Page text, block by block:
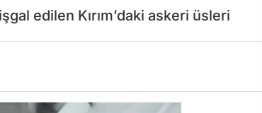
edilen Kırım’daki askeri üsleri